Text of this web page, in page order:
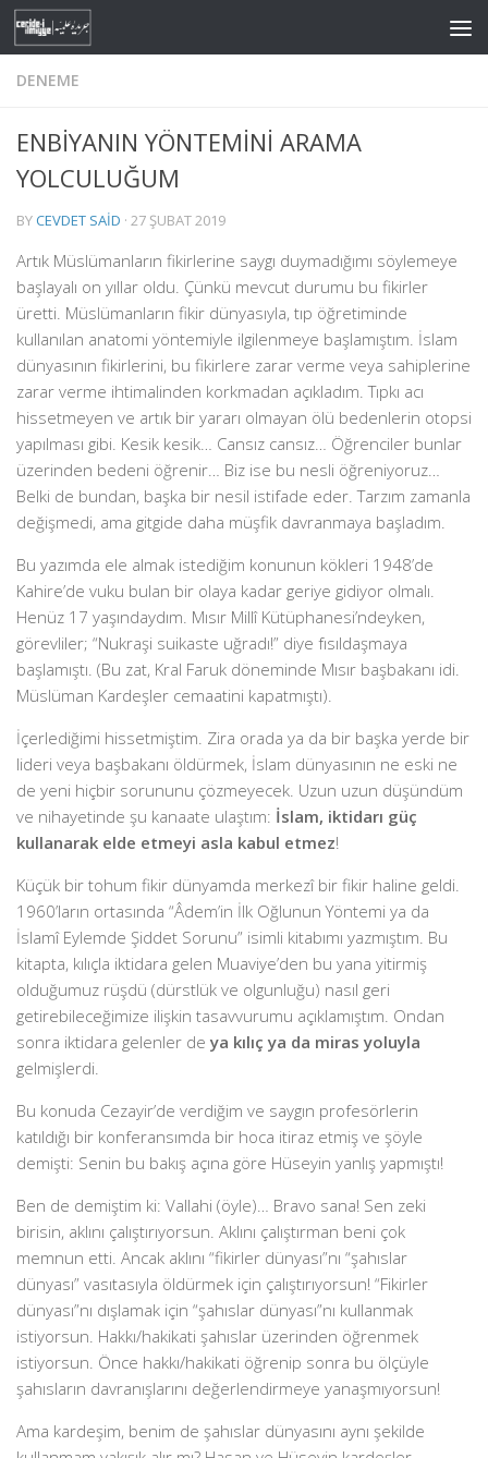
Skip to content
DENEME
ENBİYANIN YÖNTEMİNİ ARAMA
YOLCULUĞUM
BYCEVDET SAID · 27 ŞUBAT 2019
Artık Müslümanların fikirlerine saygı duymadığımı söylemeye
başlayalı on yıllar oldu. Çünkü mevcut durumu bu fikirler
üretti. Müslümanların fikir dünyasıyla, tıp öğretiminde
kullanılan anatomi yöntemiyle ilgilenmeye başlamıştım. İslam
dünyasının fikirlerini, bu fikirlere zarar verme veya sahiplerine
zarar verme ihtimalinden korkmadan açıkladım. Tıpkı acı
hissetmeyen ve artık bir yararı olmayan ölü bedenlerin otopsi
yapılması gibi. Kesik kesik… Cansız cansız… Öğrenciler bunlar
üzerinden bedeni öğrenir… Biz ise bu nesli öğreniyoruz…
Belki de bundan, başka bir nesil istifade eder. Tarzım zamanla
değişmedi, ama gitgide daha müşfik davranmaya başladım.
Bu yazımda ele almak istediğim konunun kökleri 1948’de
Kahire’de vuku bulan bir olaya kadar geriye gidiyor olmalı.
Henüz 17 yaşındaydım. Mısır Millî Kütüphanesi’ndeyken,
görevliler; “Nukraşi suikaste uğradı!” diye fısıldaşmaya
başlamıştı. (Bu zat, Kral Faruk döneminde Mısır başbakanı idi.
Müslüman Kardeşler cemaatini kapatmıştı).
İçerlediğimi hissetmiştim. Zira orada ya da bir başka yerde bir
lideri veya başbakanı öldürmek, İslam dünyasının ne eski ne
de yeni hiçbir sorununu çözmeyecek. Uzun uzun düşündüm
ve nihayetinde şu kanaate ulaştım: İslam, iktidarı güç
kullanarak elde etmeyi asla kabul etmez!
Küçük bir tohum fikir dünyamda merkezî bir fikir haline geldi.
1960’ların ortasında “Âdem’in İlk Oğlunun Yöntemi ya da
İslamî Eylemde Şiddet Sorunu” isimli kitabımı yazmıştım. Bu
kitapta, kılıçla iktidara gelen Muaviye’den bu yana yitirmiş
olduğumuz rüşdü (dürstlük ve olgunluğu) nasıl geri
getirebileceğimize ilişkin tasavvurumu açıklamıştım. Ondan
sonra iktidara gelenler de ya kılıç ya da miras yoluyla
gelmişlerdi.
Bu konuda Cezayir’de verdiğim ve saygın profesörlerin
katıldığı bir konferansımda bir hoca itiraz etmiş ve şöyle
demişti: Senin bu bakış açına göre Hüseyin yanlış yapmıştı!
Ben de demiştim ki: Vallahi (öyle)… Bravo sana! Sen zeki
birisin, aklını çalıştırıyorsun. Aklını çalıştırman beni çok
memnun etti. Ancak aklını “fikirler dünyası”nı “şahıslar
dünyası” vasıtasıyla öldürmek için çalıştırıyorsun! “Fikirler
dünyası”nı dışlamak için “şahıslar dünyası”nı kullanmak
istiyorsun. Hakkı/hakikati şahıslar üzerinden öğrenmek
istiyorsun. Önce hakkı/hakikati öğrenip sonra bu ölçüyle
şahısların davranışlarını değerlendirmeye yanaşmıyorsun!
Ama kardeşim, benim de şahıslar dünyasını aynı şekilde